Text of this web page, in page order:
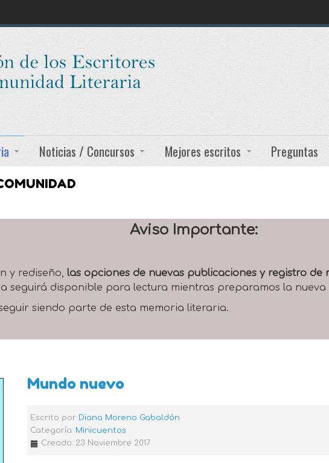
Noticias / Concursos Mejores escritos Preguntas
Aviso Importante:
y rediseño, las opciones de nuevas publicaciones y registro
seguirá disponible para lectura mientras preparamos la
siendo parte de esta memoria literaria.
Mundo nuevo
Escrito por Diana Moreno Gabaldón
Categoría: Minicuentos
Creado: 23 Noviembre 2017